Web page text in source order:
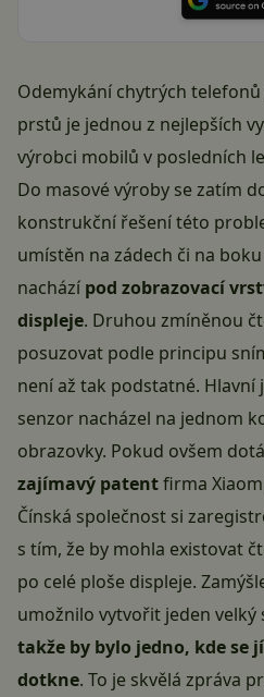
Odemykání chytrých
prstů je jednou z nejlepších
výrobci mobilů v posledních
Do masové výroby se zatím
konstrukční řešení této
umístěn na zádech či na
nachází pod zobrazovací
displeje. Druhou zmíněnou
posuzovat podle principu
není až tak podstatné. Hlavní
senzor nacházel na jednom
obrazovky. Pokud ovšem
zajímavý patentfirma
Čínská společnost si
s tím, že by mohla existovat
po celé ploše displeje.
umožnilo vytvořit jeden velký
takže by bylo jedno, kde se
dotkne. To je skvělá zpráva